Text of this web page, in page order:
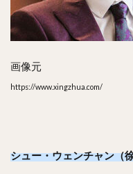
画像元
https://www.xingzhua.com/
シュー・ウェンチャン（